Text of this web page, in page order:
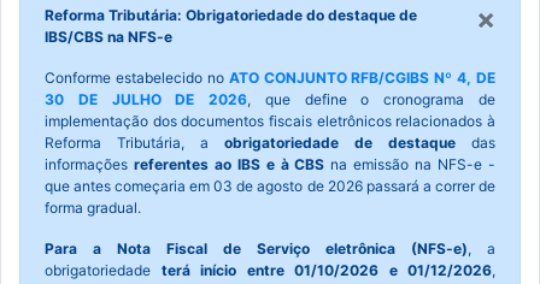
×
Reforma Tributária: Obrigatoriedade do destaque de
IBS/CBS na NFS-e
Conforme estabelecido no ATO CONJUNTO RFB/CGIBS Nº 4, DE
30 DE JULHO DE 2026, que define o cronograma de
implementação dos documentos fiscais eletrônicos relacionados à
Reforma Tributária, a obrigatoriedade de destaque das
informações referentes ao IBS e à CBS na emissão na NFS-e -
que antes começaria em 03 de agosto de 2026 passará a correr de
forma gradual.
Para a Nota Fiscal de Serviço eletrônica (NFS-e), a
obrigatoriedade terá início entre 01/10/2026 e 01/12/2026,